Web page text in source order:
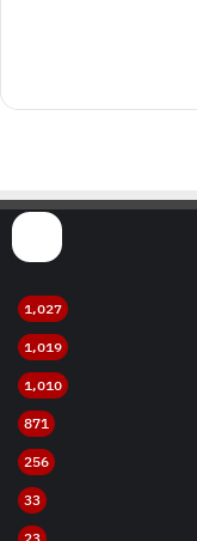
1٬027
1٬019
1٬010
871
256
33